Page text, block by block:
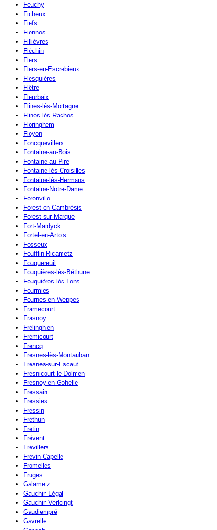
Feuchy
Ficheux
Fiefs
Fiennes
Fillièvres
Fléchin
Flers
Flers-en-Escrebieux
Flesquières
Flêtre
Fleurbaix
Flines-lès-Mortagne
Flines-lès-Raches
Floringhem
Floyon
Foncquevillers
Fontaine-au-Bois
Fontaine-au-Pire
Fontaine-lès-Croisilles
Fontaine-lès-Hermans
Fontaine-Notre-Dame
Forenville
Forest-en-Cambrésis
Forest-sur-Marque
Fort-Mardyck
Fortel-en-Artois
Fosseux
Foufflin-Ricametz
Fouquereuil
Fouquières-lès-Béthune
Fouquières-lès-Lens
Fourmies
Fournes-en-Weppes
Framecourt
Frasnoy
Frélinghien
Frémicourt
Frencq
Fresnes-lès-Montauban
Fresnes-sur-Escaut
Fresnicourt-le-Dolmen
Fresnoy-en-Gohelle
Fressain
Fressies
Fressin
Fréthun
Fretin
Frévent
Frévillers
Frévin-Capelle
Fromelles
Fruges
Galametz
Gauchin-Légal
Gauchin-Verloingt
Gaudiempré
Gavrelle